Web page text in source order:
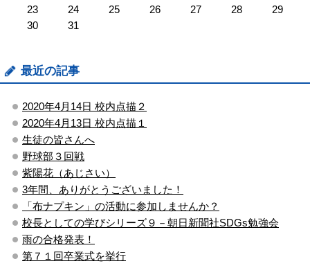
23
24 25 26 27 28
29
30
31
最近の記事
2020年4月14日 校内点描２
2020年4月13日 校内点描１
生徒の皆さんへ
野球部３回戦
紫陽花（あじさい）
3年間、ありがとうございました！
「布ナプキン」の活動に参加しませんか？
校長としての学びシリーズ９－朝日新聞社SDGs勉強会
雨の合格発表！
第７１回卒業式を挙行